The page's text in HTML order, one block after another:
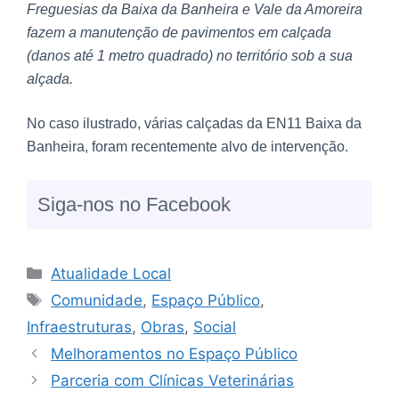
Freguesias da Baixa da Banheira e Vale da Amoreira
fazem a manutenção de pavimentos em calçada
(danos até 1 metro quadrado) no território sob a sua
alçada.
No caso ilustrado, várias calçadas da EN11 Baixa da
Banheira, foram recentemente alvo de intervenção.
Siga-nos no Facebook
Atualidade Local
Comunidade, Espaço Público,
Infraestruturas, Obras, Social
Melhoramentos no Espaço Público
Parceria com Clínicas Veterinárias